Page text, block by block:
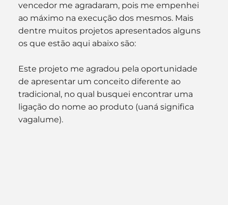
vencedor me agradaram, pois me empenhei
ao máximo na execução dos mesmos. Mais
dentre muitos projetos apresentados alguns
os que estão aqui abaixo são:
Este projeto me agradou pela oportunidade
de apresentar um conceito diferente ao
tradicional, no qual busquei encontrar uma
ligação do nome ao produto (uaná significa
vagalume).